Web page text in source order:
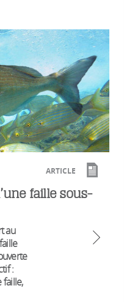
ARTICLE
faille sous-
au
: